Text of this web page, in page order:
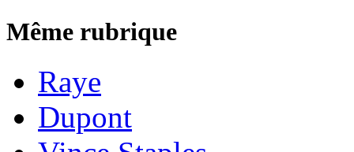
Même rubrique
Raye
Dupont